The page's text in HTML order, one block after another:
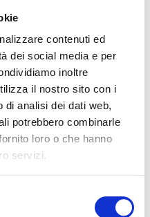
contenuti ed
dei social media e per
inoltre
il nostro sito con i
di analisi dei dati web,
potrebbero combinarle
loro o che hanno
servizi.
the parking area via a
sqm
m
4×3 m